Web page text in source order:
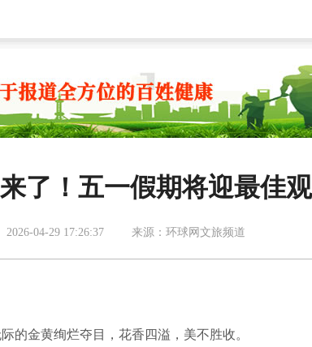
了！五一假期将迎最佳
2026-04-29 17:26:37 来源：环球网文旅频道
金黄绚烂夺目，花香四溢，美不胜收。